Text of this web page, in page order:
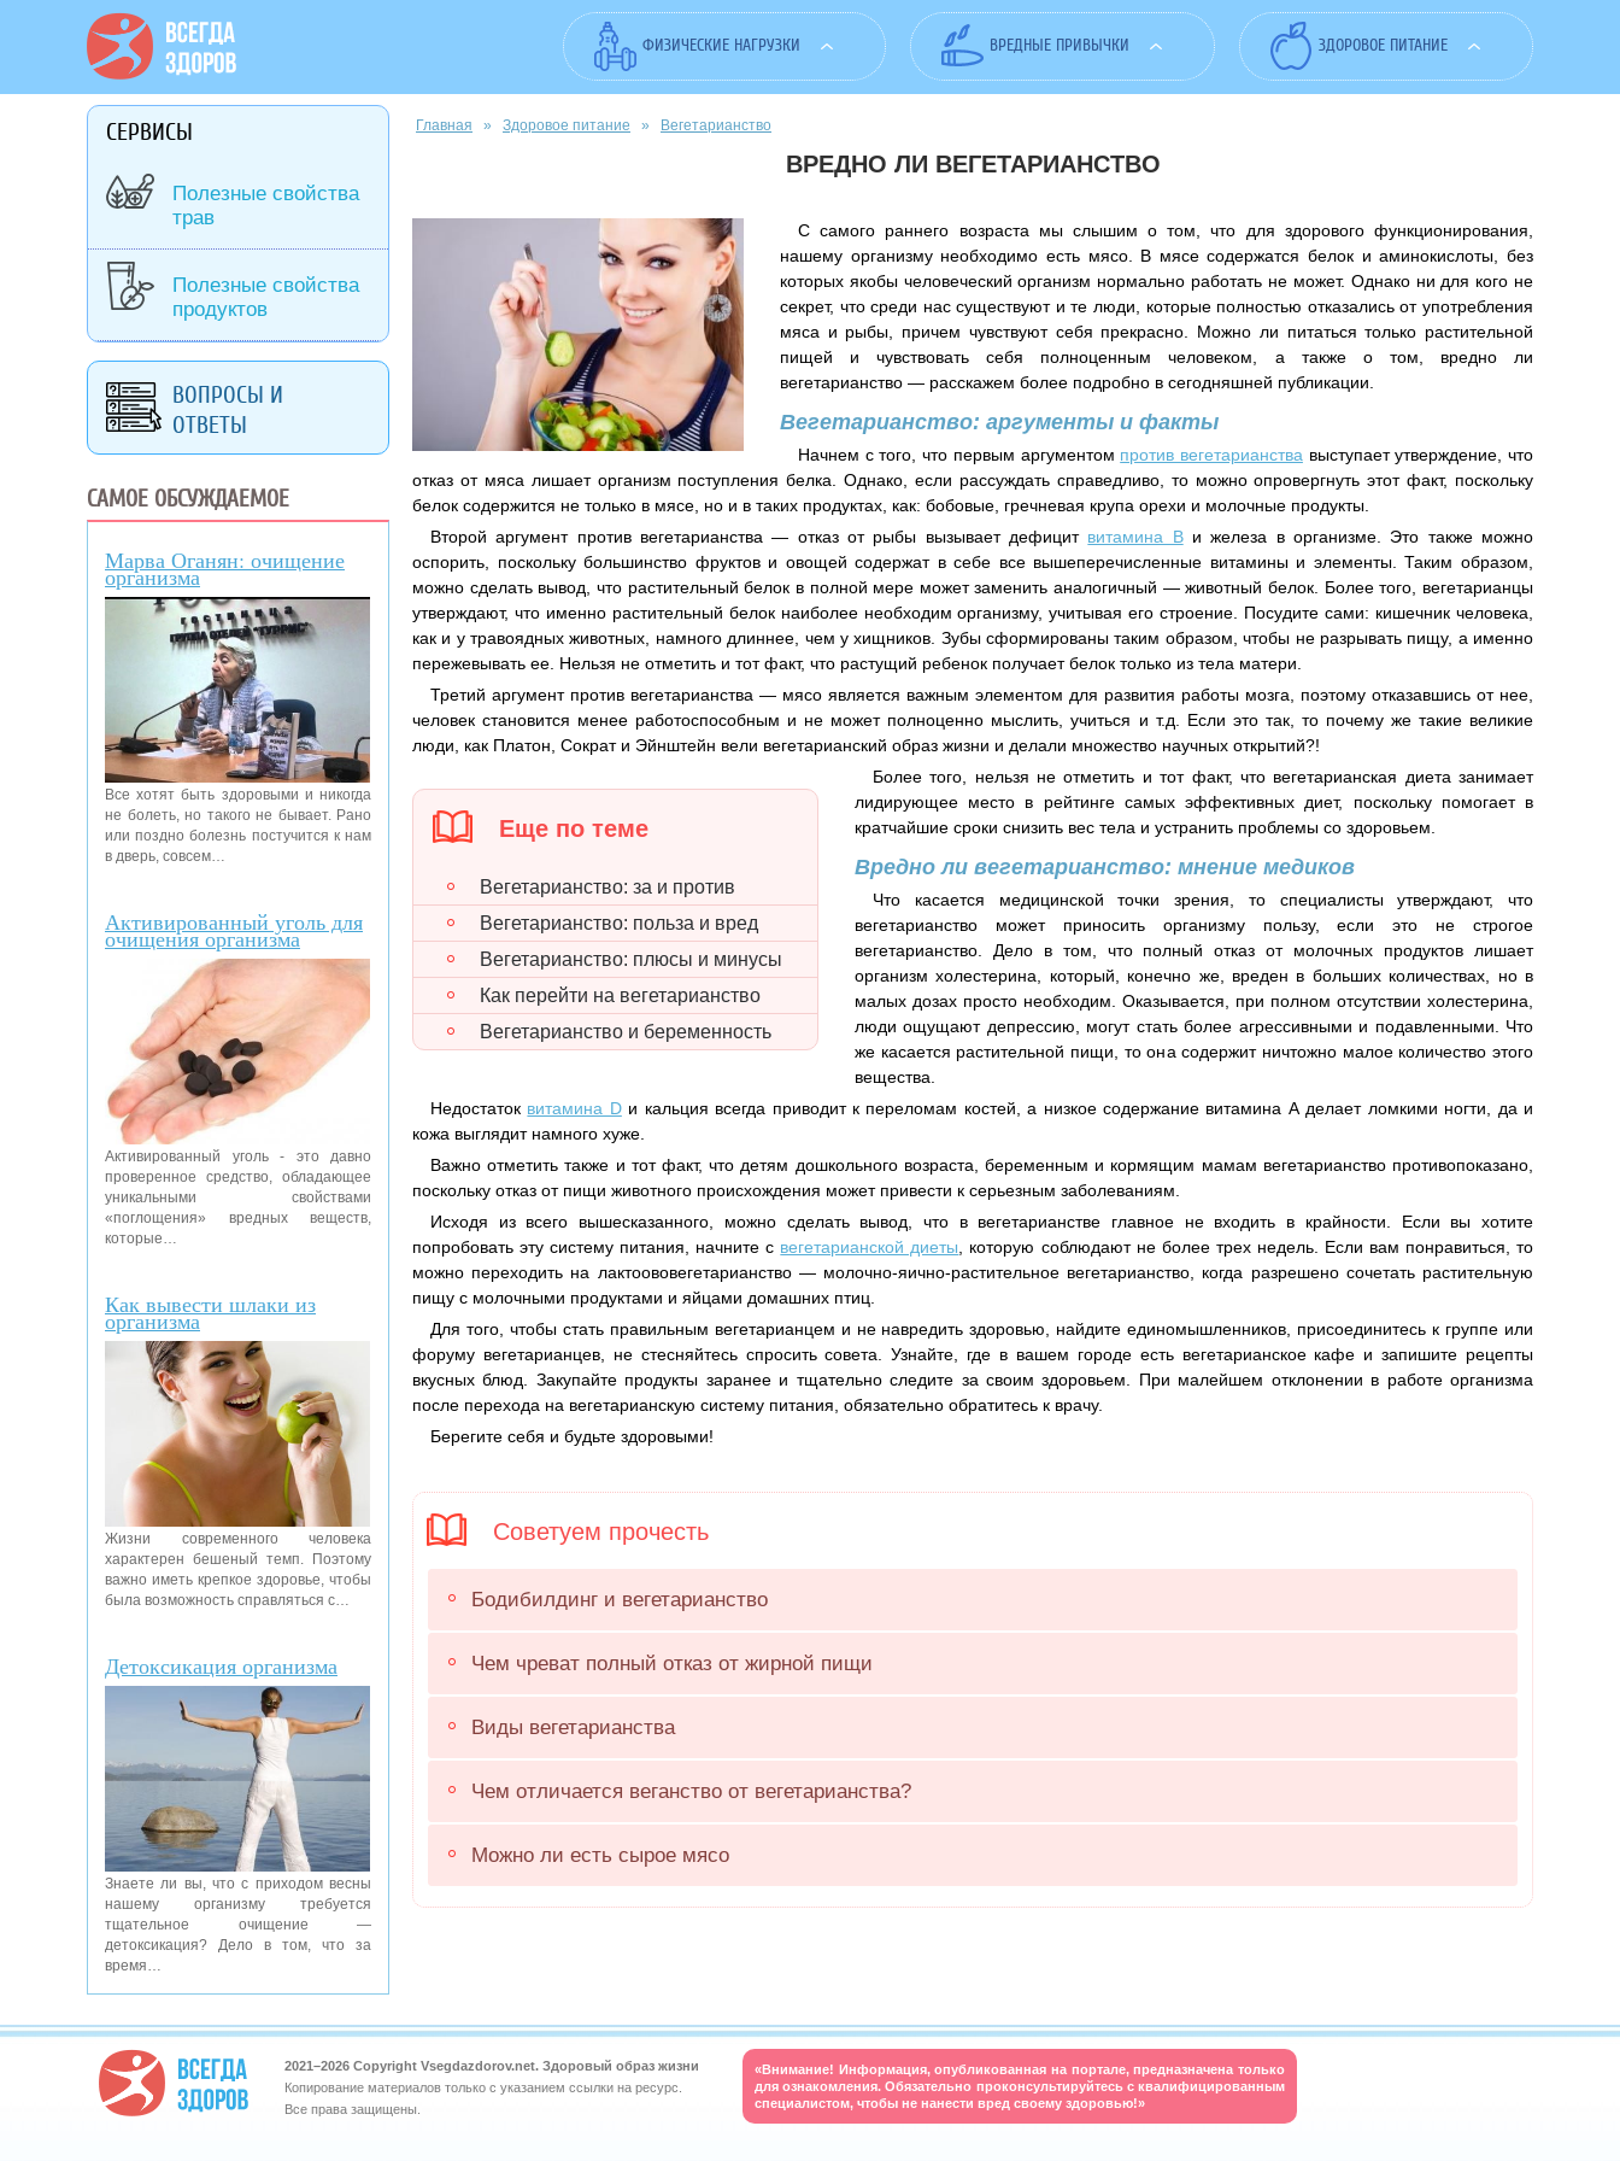
ФИЗИЧЕСКИЕ НАГРУЗКИ ВРЕДНЫЕ ПРИВЫЧКИ ЗДОРОВОЕ ПИТАНИЕ
Вы здесь
Главная » Здоровое питание » Вегетарианство
ВРЕДНО ЛИ ВЕГЕТАРИАНСТВО
С самого раннего возраста мы слышим о том, что для здорового функционирования,
нашему организму необходимо есть мясо. В мясе содержатся белок и аминокислоты, без
которых якобы человеческий организм нормально работать не может. Однако ни для кого не
секрет, что среди нас существуют и те люди, которые полностью отказались от употребления
мяса и рыбы, причем чувствуют себя прекрасно. Можно ли питаться только растительной
пищей и чувствовать себя полноценным человеком, а также о том, вредно ли
вегетарианство — расскажем более подробно в сегодняшней публикации.
Вегетарианство: аргументы и факты
Начнем с того, что первым аргументом против вегетарианства выступает утверждение, что
отказ от мяса лишает организм поступления белка. Однако, если рассуждать справедливо, то можно опровергнуть этот факт, поскольку
белок содержится не только в мясе, но и в таких продуктах, как: бобовые, гречневая крупа орехи и молочные продукты.
Второй аргумент против вегетарианства — отказ от рыбы вызывает дефицит витамина Ви железа в организме. Это также можно
оспорить, поскольку большинство фруктов и овощей содержат в себе все вышеперечисленные витамины и элементы. Таким образом,
можно сделать вывод, что растительный белок в полной мере может заменить аналогичный — животный белок. Более того, вегетарианцы
утверждают, что именно растительный белок наиболее необходим организму, учитывая его строение. Посудите сами: кишечник человека,
как и у травоядных животных, намного длиннее, чем у хищников. Зубы сформированы таким образом, чтобы не разрывать пищу, а именно
пережевывать ее. Нельзя не отметить и тот факт, что растущий ребенок получает белок только из тела матери.
Третий аргумент против вегетарианства — мясо является важным элементом для развития работы мозга, поэтому отказавшись от нее,
человек становится менее работоспособным и не может полноценно мыслить, учиться и т.д. Если это так, то почему же такие великие
люди, как Платон, Сократ и Эйнштейн вели вегетарианский образ жизни и делали множество научных открытий?!
Еще по теме
Вегетарианство: за и против
Вегетарианство: польза и вред
Вегетарианство: плюсы и минусы
Как перейти на вегетарианство
Вегетарианство и беременность
Более того, нельзя не отметить и тот факт, что вегетарианская диета занимает
лидирующее место в рейтинге самых эффективных диет, поскольку помогает в
кратчайшие сроки снизить вес тела и устранить проблемы со здоровьем.
Вредно ли вегетарианство: мнение медиков
Что касается медицинской точки зрения, то специалисты утверждают, что
вегетарианство может приносить организму пользу, если это не строгое
вегетарианство. Дело в том, что полный отказ от молочных продуктов лишает
организм холестерина, который, конечно же, вреден в больших количествах, но в
малых дозах просто необходим. Оказывается, при полном отсутствии холестерина,
люди ощущают депрессию, могут стать более агрессивными и подавленными. Что
же касается растительной пищи, то она содержит ничтожно малое количество этого
вещества.
Недостаток витамина Dи кальция всегда приводит к переломам костей, а низкое содержание витамина А делает ломкими ногти, да и
кожа выглядит намного хуже.
Важно отметить также и тот факт, что детям дошкольного возраста, беременным и кормящим мамам вегетарианство противопоказано,
поскольку отказ от пищи животного происхождения может привести к серьезным заболеваниям.
Исходя из всего вышесказанного, можно сделать вывод, что в вегетарианстве главное не входить в крайности. Если вы хотите
попробовать эту систему питания, начните с вегетарианской диеты , которую соблюдают не более трех недель. Если вам понравиться, то
можно переходить на лактоововегетарианство — молочно-яично-растительное вегетарианство, когда разрешено сочетать растительную
пищу с молочными продуктами и яйцами домашних птиц.
Для того, чтобы стать правильным вегетарианцем и не навредить здоровью, найдите единомышленников, присоединитесь к группе или
форуму вегетарианцев, не стесняйтесь спросить совета. Узнайте, где в вашем городе есть вегетарианское кафе и запишите рецепты
вкусных блюд. Закупайте продукты заранее и тщательно следите за своим здоровьем. При малейшем отклонении в работе организма
после перехода на вегетарианскую систему питания, обязательно обратитесь к врачу.
Берегите себя и будьте здоровыми!
Советуем прочесть
Бодибилдинг и вегетарианство
Чем чреват полный отказ от жирной пищи
Виды вегетарианства
Чем отличается веганство от вегетарианства?
Можно ли есть сырое мясо
СЕРВИСЫ
Полезные свойства
трав
Полезные свойства
продуктов
ВОПРОСЫ И
ОТВЕТЫ
САМОЕ ОБСУЖДАЕМОЕ
Марва Оганян: очищение
организма
Все хотят быть здоровыми и никогда
не болеть, но такого не бывает. Рано
или поздно болезнь постучится к нам
в дверь, совсем…
Активированный уголь для
очищения организма
Активированный уголь - это давно
проверенное средство, обладающее
уникальными свойствами
«поглощения» вредных веществ,
которые…
Как вывести шлаки из
организма
Жизни современного человека
характерен бешеный темп. Поэтому
важно иметь крепкое здоровье, чтобы
была возможность справляться с…
Детоксикация организма
Знаете ли вы, что с приходом весны
нашему организму требуется
тщательное очищение —
детоксикация? Дело в том, что за
время…
2021–2026 Copyright Vsegdazdorov.net. Здоровый образ жизни
Копирование материалов только с указанием ссылки на ресурс.
Все права защищены.
«Внимание! Информация, опубликованная на портале, предназначена только
для ознакомления. Обязательно проконсультируйтесь с квалифицированным
специалистом, чтобы не нанести вред своему здоровью!»